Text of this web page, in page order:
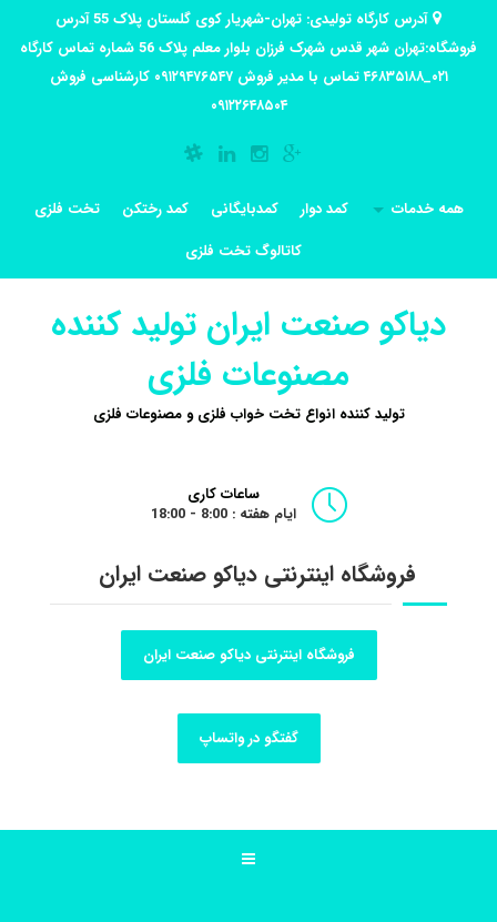
آدرس کارگاه تولیدی: تهران-شهریار کوی گلستان پلاک 55 آدرس
فروشگاه:تهران شهر قدس شهرک فرزان بلوار معلم پلاک 56 شماره تماس کارگاه
۰۲۱_۴۶۸۳۵۱۸۸ تماس با مدیر فروش ۰۹۱۲۹۴۷۶۵۴۷ کارشناسی فروش
۰۹۱۲۲۶۴۸۵۰۴
همه خدمات کمد دوار کمدبایگانی کمد رختکن
تخت فلزی
کاتالوگ تخت فلزی
دیاکو صنعت ایران تولید کننده
مصنوعات فلزی
تولید کننده انواع تخت خواب فلزی و مصنوعات فلزی
ساعات کاری
ایام هفته : 8:00 - 18:00
فروشگاه اینترنتی دیاکو صنعت ایران
فروشگاه اینترنتی دیاکو صنعت ایران
گفتگو در واتساپ